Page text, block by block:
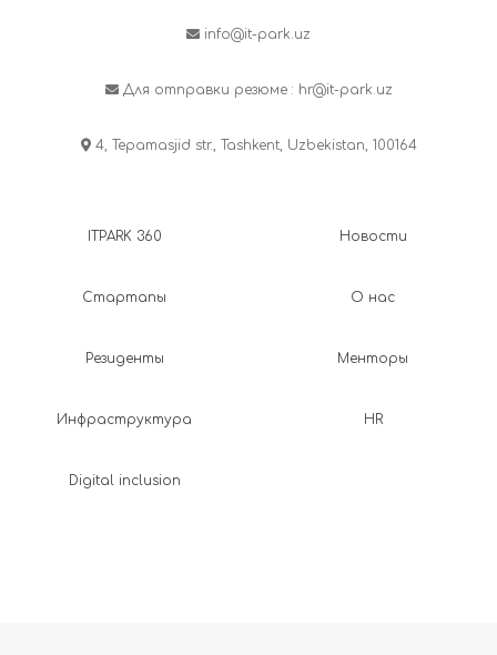
info@it-park.uz
Для отправки резюме : hr@it-park.uz
4, Tepamasjid str., Tashkent, Uzbekistan, 100164
ITPARK 360
Стартапы
Резиденты
Инфраструктура
Digital inclusion
Новости
О нас
Менторы
HR